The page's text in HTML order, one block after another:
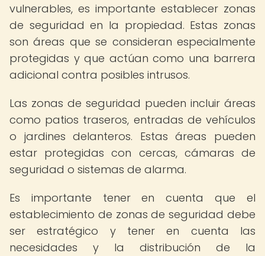
vulnerables, es importante establecer zonas
de seguridad en la propiedad. Estas zonas
son áreas que se consideran especialmente
protegidas y que actúan como una barrera
adicional contra posibles intrusos.
Las zonas de seguridad pueden incluir áreas
como patios traseros, entradas de vehículos
o jardines delanteros. Estas áreas pueden
estar protegidas con cercas, cámaras de
seguridad o sistemas de alarma.
Es importante tener en cuenta que el
establecimiento de zonas de seguridad debe
ser estratégico y tener en cuenta las
necesidades y la distribución de la